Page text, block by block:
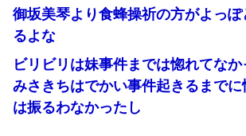
御坂美琴より食蜂操祈の方がよっ
るよな
ビリビリは妹事件までは惚れてな
みさきちはでかい事件起きるまでに
は振るわなかったし